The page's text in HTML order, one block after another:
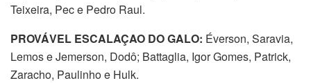
Teixeira, Pec e Pedro Raul.
PROVÁVEL ESCALAÇAO DO GALO: Éverson, Saravia,
Lemos e Jemerson, Dodô; Battaglia, Igor Gomes, Patrick,
Zaracho, Paulinho e Hulk.